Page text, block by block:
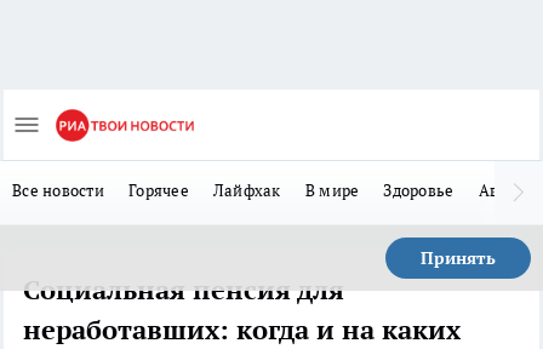
Все новости Горячее Лайфхак В мире Здоровье Авто
Принять
Социальная пенсия для
неработавших: когда и на каких